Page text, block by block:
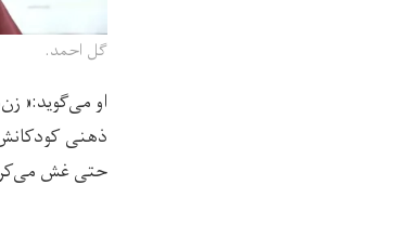
گل احمد.
او می‌گوید:«
ذهنی
حتی غش